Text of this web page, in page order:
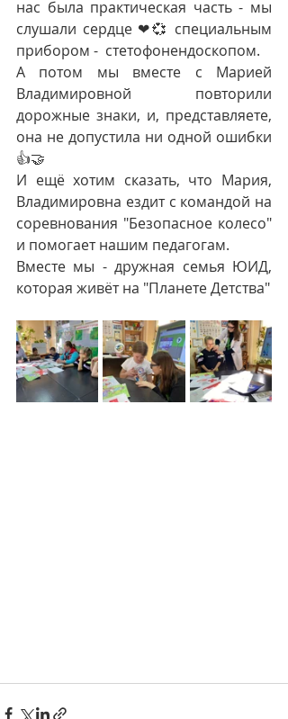
нас была практическая часть - мы
слушали сердце ❤💞 специальным
прибором -  стетофонендоскопом.
А потом мы вместе с Марией
Владимировной повторили
дорожные знаки, и, представляете,
она не допустила ни одной ошибки
👍🤝
И ещё хотим сказать, что Мария,
Владимировна ездит с командой на
соревнования "Безопасное колесо"
и помогает нашим педагогам.
Вместе мы - дружная семья ЮИД,
которая живёт на "Планете Детства"